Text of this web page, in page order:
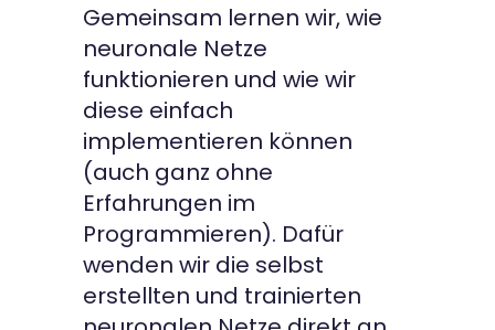
Gemeinsam lernen wir, wie
neuronale Netze
funktionieren und wie wir
diese einfach
implementieren können
(auch ganz ohne
Erfahrungen im
Programmieren). Dafür
wenden wir die selbst
erstellten und trainierten